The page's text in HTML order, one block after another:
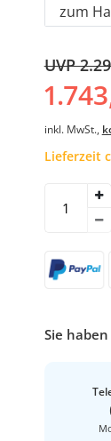
UVP
inkl. MwSt.,
Lieferzeit
Sie haben